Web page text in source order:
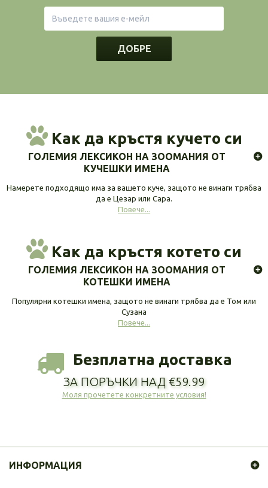
ДОБРЕ
Как да кръстя кучето си
ГОЛЕМИЯ ЛЕКСИКОН НА ЗООМАНИЯ ОТ
КУЧЕШКИ ИМЕНА
Намерете подходящо има за вашето куче, защото не винаги трябва
да е Цезар или Сара.
Повече...
Как да кръстя котето си
ГОЛЕМИЯ ЛЕКСИКОН НА ЗООМАНИЯ ОТ
КОТЕШКИ ИМЕНА
Популярни котешки имена, защото не винаги трябва да е Том или
Сузана
Повече...
Безплатна доставка
ЗА ПОРЪЧКИ НАД €59.99
Моля прочетете конкретните условия!
ИНФОРМАЦИЯ